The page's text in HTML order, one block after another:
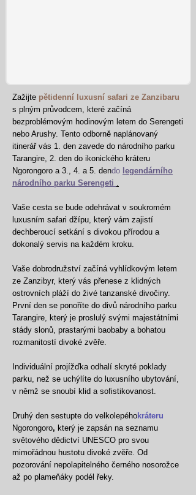
Zažijte pětidenní luxusní safari ze Zanzibaru
s plným průvodcem, které začíná
bezproblémovým hodinovým letem do Serengeti
nebo Arushy. Tento odborně naplánovaný
itinerář vás 1. den zavede do národního parku
Tarangire, 2. den do ikonického kráteru
Ngorongoro a 3., 4. a 5. dendo legendárního
národního parku Serengeti .
Vaše cesta se bude odehrávat v soukromém
luxusním safari džípu, který vám zajistí
dechberoucí setkání s divokou přírodou a
dokonalý servis na každém kroku.
Vaše dobrodružství začíná vyhlídkovým letem
ze Zanzibyr, který vás přenese z klidných
ostrovních pláží do živé tanzanské divočiny.
První den se ponoříte do divů národního parku
Tarangire, který je proslulý svými majestátními
stády slonů, prastarými baobaby a bohatou
rozmanitostí divoké zvěře.
Individuální projížďka odhalí skryté poklady
parku, než se uchýlíte do luxusního ubytování,
v němž se snoubí klid a sofistikovanost.
Druhý den sestupte do velkolepéhokráteru
Ngorongoro, který je zapsán na seznamu
světového dědictví UNESCO pro svou
mimořádnou hustotu divoké zvěře. Od
pozorování nepolapitelného černého nosorožce
až po plameňáky podél řeky.